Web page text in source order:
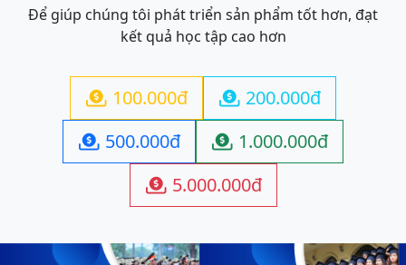
Để giúp chúng tôi phát triển sản phẩm tốt hơn, đạt
kết quả học tập cao hơn
 100.000đ  200.000đ
 500.000đ  1.000.000đ
 5.000.000đ